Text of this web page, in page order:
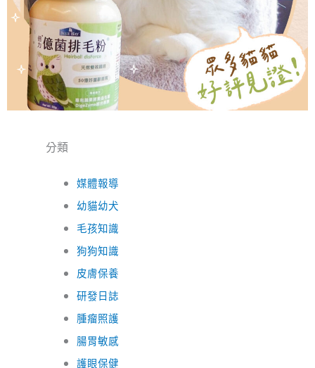
分類
媒體報導
幼貓幼犬
毛孩知識
狗狗知識
皮膚保養
研發日誌
腫瘤照護
腸胃敏感
護眼保健